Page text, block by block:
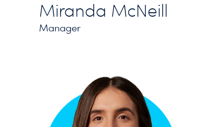
Miranda McNeill
Manager